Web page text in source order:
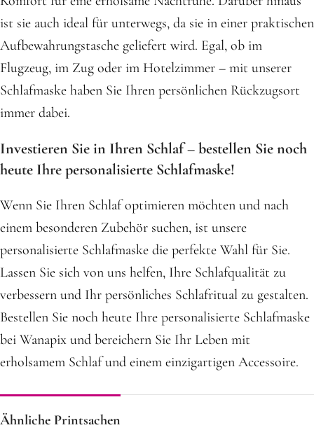
ist sie auch ideal für unterwegs, da sie in einer praktischen
Aufbewahrungstasche geliefert wird. Egal, ob im
Flugzeug, im Zug oder im Hotelzimmer – mit unserer
Schlafmaske haben Sie Ihren persönlichen Rückzugsort
immer dabei.
Investieren Sie in Ihren Schlaf – bestellen Sie noch
heute Ihre personalisierte Schlafmaske!
Wenn Sie Ihren Schlaf optimieren möchten und nach
einem besonderen Zubehör suchen, ist unsere
personalisierte Schlafmaske die perfekte Wahl für Sie.
Lassen Sie sich von uns helfen, Ihre Schlafqualität zu
verbessern und Ihr persönliches Schlafritual zu gestalten.
Bestellen Sie noch heute Ihre personalisierte Schlafmaske
bei Wanapix und bereichern Sie Ihr Leben mit
erholsamem Schlaf und einem einzigartigen Accessoire.
Ähnliche Printsachen